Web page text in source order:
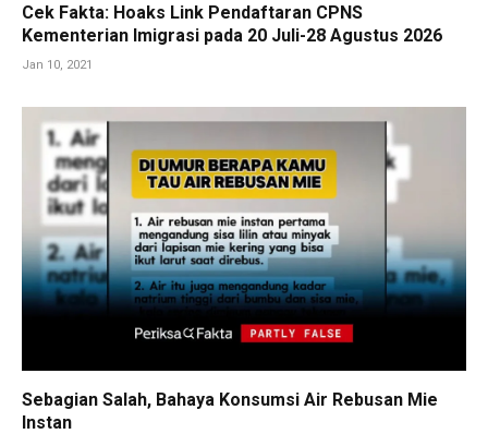
Cek Fakta: Hoaks Link Pendaftaran CPNS
Kementerian Imigrasi pada 20 Juli-28 Agustus 2026
Jan 10, 2021
Sebagian Salah, Bahaya Konsumsi Air Rebusan Mie
Instan